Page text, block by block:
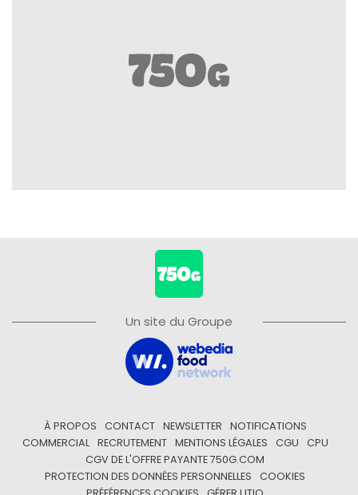
Un site du Groupe
À PROPOS CONTACT NEWSLETTER
NOTIFICATIONS
COMMERCIAL
RECRUTEMENT MENTIONS LÉGALES CGU
CPU
CGV DE L'OFFRE PAYANTE 750G.COM
PROTECTION DES DONNÉES PERSONNELLES
COOKIES